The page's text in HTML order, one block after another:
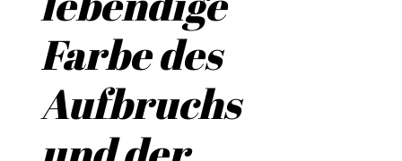
Farbe des
Aufbruchs